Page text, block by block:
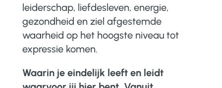
leiderschap, liefdesleven, energie,
gezondheid en ziel afgestemde
waarheid op het hoogste niveau tot
expressie komen.
Waarin je eindelijk leeft en leidt